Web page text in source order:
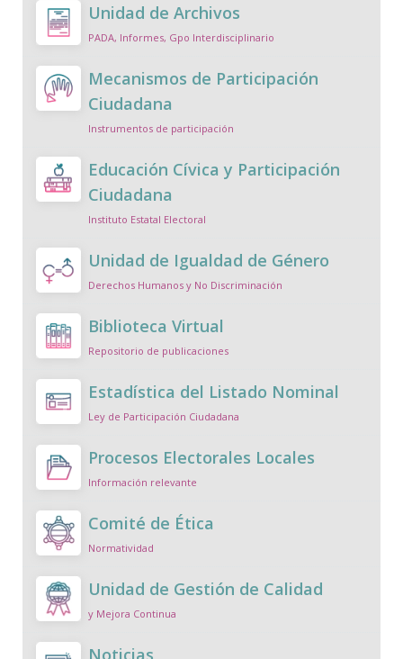
Unidad de Archivos
PADA, Informes, Gpo Interdisciplinario
Mecanismos de Participación
Ciudadana
Instrumentos de participación
Educación Cívica y Participación
Ciudadana
Instituto Estatal Electoral
Unidad de Igualdad de Género
Derechos Humanos y No Discriminación
Biblioteca Virtual
Repositorio de publicaciones
Estadística del Listado Nominal
Ley de Participación Ciudadana
Procesos Electorales Locales
Información relevante
Comité de Ética
Normatividad
Unidad de Gestión de Calidad
y Mejora Continua
Noticias